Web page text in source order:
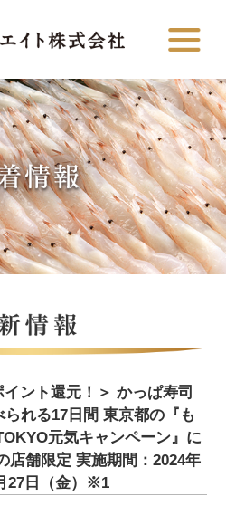
ント還元！＞ かっぱ寿司
れる17日間 東京都の『も
元気キャンペーン』に
店舗限定 実施期間：2024年
27日（金）※1